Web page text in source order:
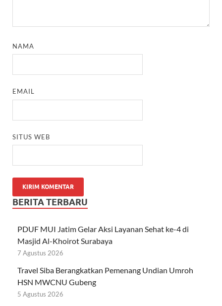
NAMA
EMAIL
SITUS WEB
BERITA TERBARU
PDUF MUI Jatim Gelar Aksi Layanan Sehat ke-4 di
Masjid Al-Khoirot Surabaya
7 Agustus 2026
Travel Siba Berangkatkan Pemenang Undian Umroh
HSN MWCNU Gubeng
5 Agustus 2026